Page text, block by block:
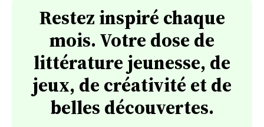
Restez inspiré chaque
mois. Votre dose de
littérature jeunesse, de
jeux, de créativité et de
belles découvertes.